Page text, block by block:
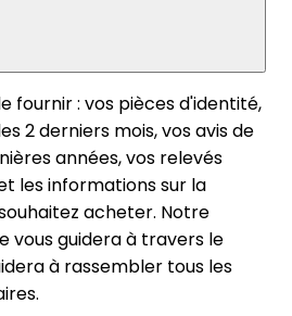
fournir : vos pièces d'identité,
2 derniers mois, vos avis de
années, vos relevés
les informations sur la
acheter. Notre
vous guidera à travers le
à rassembler tous les